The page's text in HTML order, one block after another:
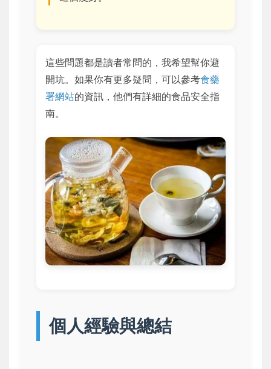
這些問題都是讀者常問的，我希望幫你避
開坑。如果你有更多疑問，可以參考食藥
署網站的資訊，他們有詳細的食品安全指
南。
個人經驗與總結